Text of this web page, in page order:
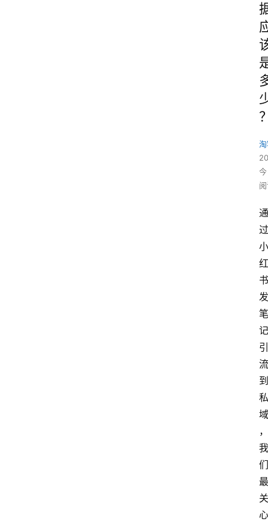
通
过
小
红
书
发
笔
记
引
流
到
私
域
，
我
们
最
关
心